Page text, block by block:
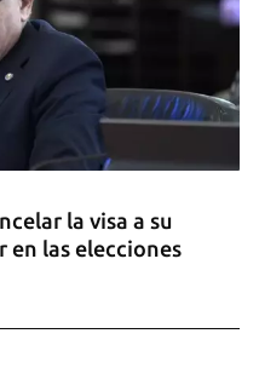
la visa a su
las elecciones